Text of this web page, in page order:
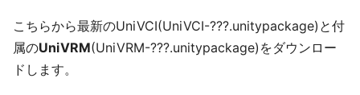
こちらから最新のUniVCI(UniVCI-???.unitypackage)と付
属のUniVRM(UniVRM-???.unitypackage)をダウンロー
ドします。